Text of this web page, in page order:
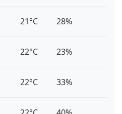
21°C 28%
22°C 23%
22°C 33%